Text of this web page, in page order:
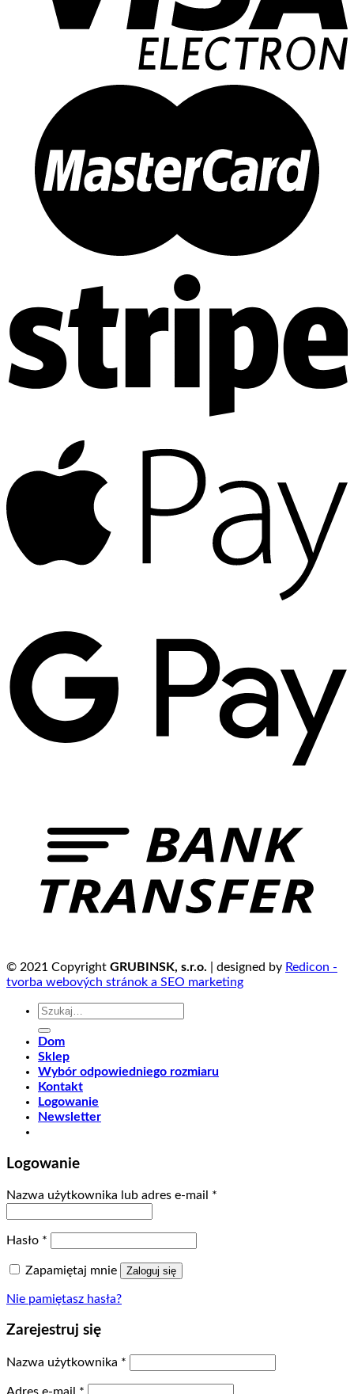
© 2021 Copyright GRUBINSK, s.r.o. | designed by Redicon -
tvorba webových stránok a SEO marketing
Szukaj:
Dom
Sklep
Wybór odpowiedniego rozmiaru
Kontakt
Logowanie
Newsletter
Logowanie
Nazwa użytkownika lub adres e-mail *
Hasło *
Zapamiętaj mnie Zaloguj się
Nie pamiętasz hasła?
Zarejestruj się
Nazwa użytkownika *